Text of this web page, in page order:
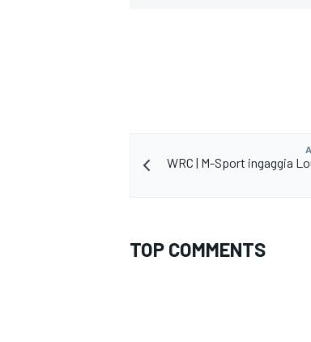
WRC | M-Sport ingaggia
TOP COMMENTS